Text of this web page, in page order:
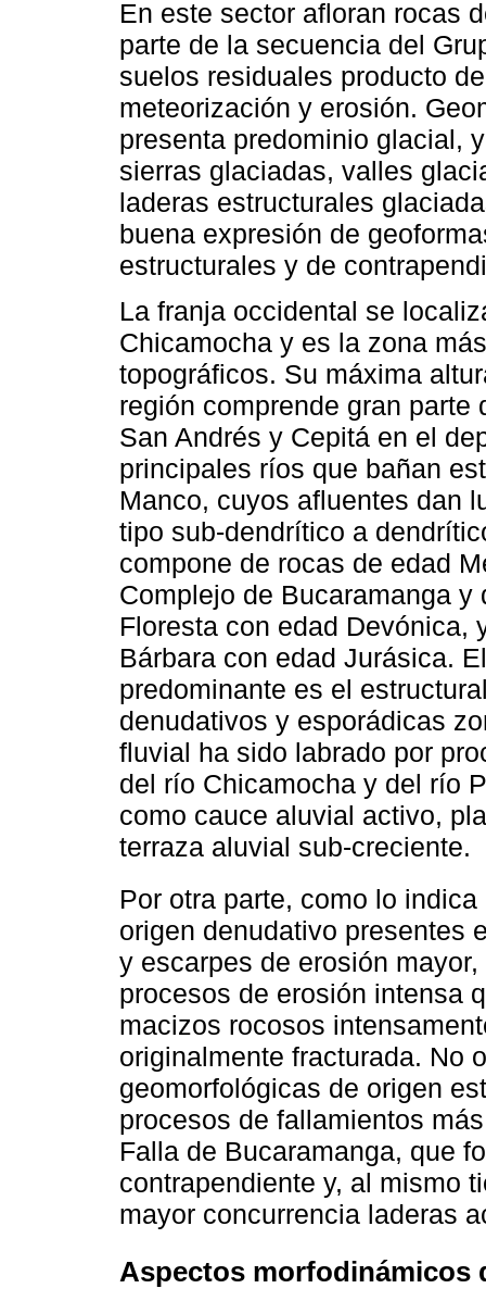
En este sector afloran rocas
parte de la secuencia del
suelos residuales producto
meteorización y erosión.
presenta predominio glacial,
sierras glaciadas, valles
laderas estructurales
buena expresión de
estructurales y de
La franja occidental se
Chicamocha y es la zona
topográficos. Su máxima
región comprende gran
San Andrés y Cepitá en el
principales ríos que bañan
Manco, cuyos afluentes dan
tipo sub-dendrítico a
compone de rocas de edad
Complejo de Bucaramanga
Floresta con edad Devónica,
Bárbara con edad Jurásica.
predominante es el
denudativos y esporádicas
fluvial ha sido labrado por
del río Chicamocha y del río
como cauce aluvial activo,
terraza aluvial sub-creciente.
Por otra parte, como lo indica
origen denudativo presentes
y escarpes de erosión
procesos de erosión intensa
macizos rocosos
originalmente fracturada. No
geomorfológicas de origen
procesos de fallamientos
Falla de Bucaramanga, que
contrapendiente y, al mismo
mayor concurrencia laderas
Aspectos morfodinámicos